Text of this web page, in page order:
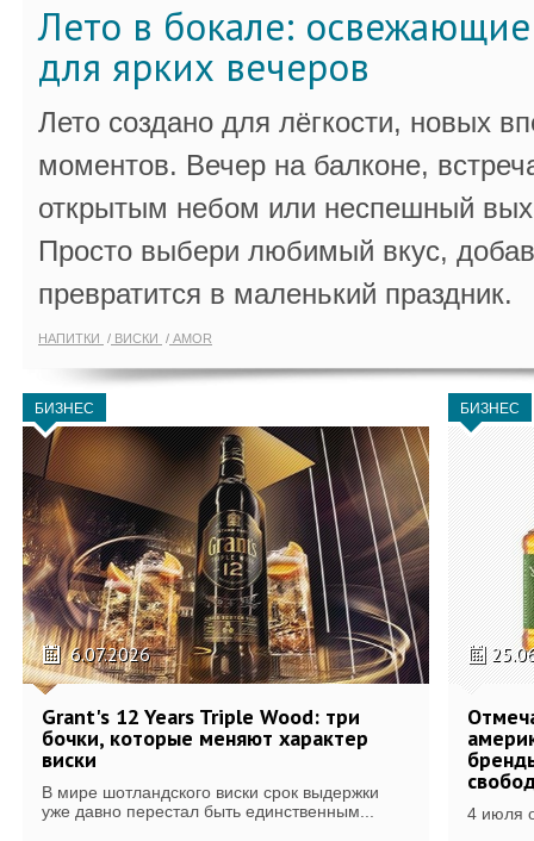
Лето в бокале:
для ярких вечеров
Лето создано для лёгкости, новых
моментов. Вечер на балконе,
открытым небом или неспешный
Просто выбери любимый вкус,
превратится в маленький праздник.
НАПИТКИ ВИСКИ AMOR
БИЗНЕС
6.07.2026
Grant's 12 Years Triple Wood: три
бочки, которые меняют характер
виски
В мире шотландского виски срок выдержки
уже давно перестал быть единственным...
БИЗНЕС
4 июля